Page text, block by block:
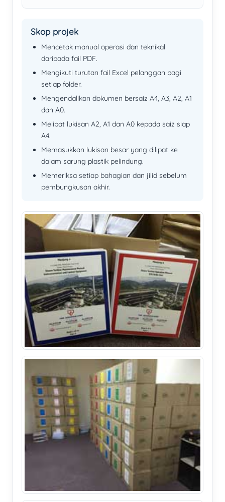
Skop projek
Mencetak manual operasi dan teknikal
daripada fail PDF.
Mengikuti turutan fail Excel pelanggan bagi
setiap folder.
Mengendalikan dokumen bersaiz A4, A3, A2, A1
dan A0.
Melipat lukisan A2, A1 dan A0 kepada saiz siap
A4.
Memasukkan lukisan besar yang dilipat ke
dalam sarung plastik pelindung.
Memeriksa setiap bahagian dan jilid sebelum
pembungkusan akhir.